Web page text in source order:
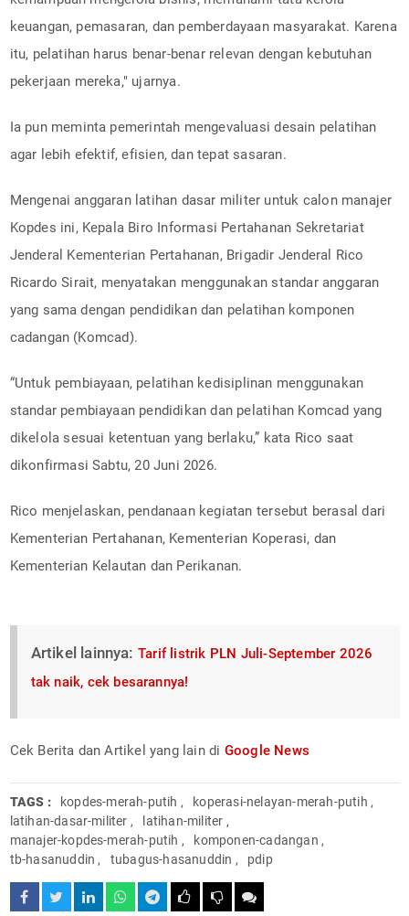
keuangan, pemasaran, dan pemberdayaan masyarakat. Karena
itu, pelatihan harus benar-benar relevan dengan kebutuhan
pekerjaan mereka," ujarnya.
Ia pun meminta pemerintah mengevaluasi desain pelatihan
agar lebih efektif, efisien, dan tepat sasaran.
Mengenai anggaran latihan dasar militer untuk calon manajer
Kopdes ini, Kepala Biro Informasi Pertahanan Sekretariat
Jenderal Kementerian Pertahanan, Brigadir Jenderal Rico
Ricardo Sirait, menyatakan menggunakan standar anggaran
yang sama dengan pendidikan dan pelatihan komponen
cadangan (Komcad).
“Untuk pembiayaan, pelatihan kedisiplinan menggunakan
standar pembiayaan pendidikan dan pelatihan Komcad yang
dikelola sesuai ketentuan yang berlaku,” kata Rico saat
dikonfirmasi Sabtu, 20 Juni 2026.
Rico menjelaskan, pendanaan kegiatan tersebut berasal dari
Kementerian Pertahanan, Kementerian Koperasi, dan
Kementerian Kelautan dan Perikanan.
Artikel lainnya: Tarif listrik PLN Juli-September 2026
tak naik, cek besarannya!
Cek Berita dan Artikel yang lain di Google News
TAGS : kopdes-merah-putih , koperasi-nelayan-merah-putih ,
latihan-dasar-militer , latihan-militer ,
manajer-kopdes-merah-putih , komponen-cadangan ,
tb-hasanuddin , tubagus-hasanuddin , pdip